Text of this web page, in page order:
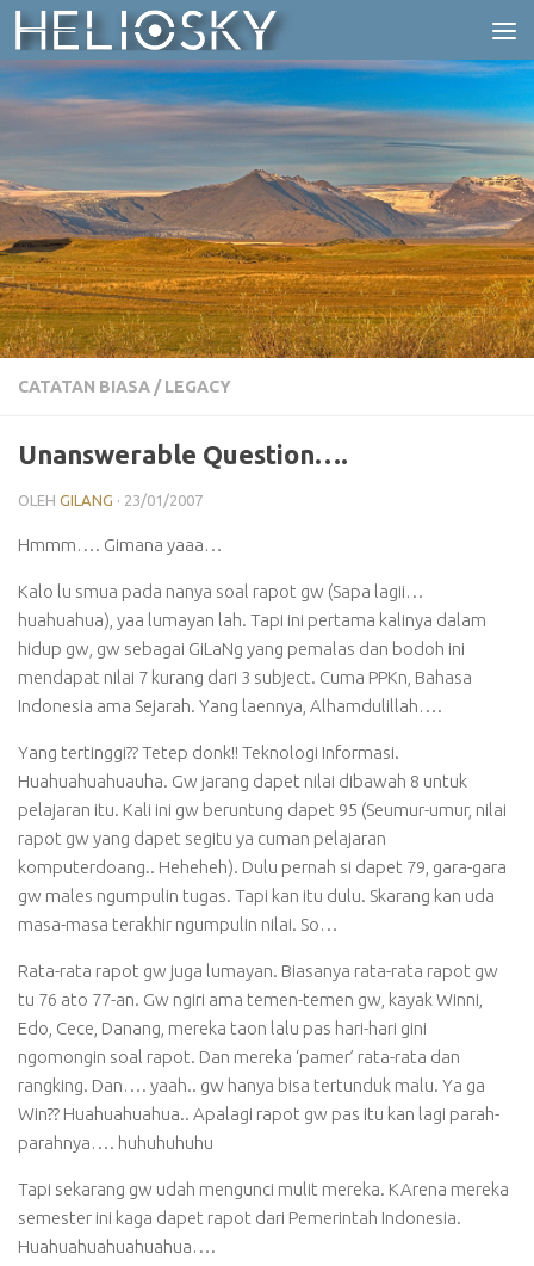
Skip to content
CATATAN BIASA / LEGACY
Unanswerable Question….
OLEH GILANG · 23/01/2007
Hmmm…. Gimana yaaa…
Kalo lu smua pada nanya soal rapot gw (Sapa lagii…
huahuahua), yaa lumayan lah. Tapi ini pertama kalinya dalam
hidup gw, gw sebagai GiLaNg yang pemalas dan bodoh ini
mendapat nilai 7 kurang dari 3 subject. Cuma PPKn, Bahasa
Indonesia ama Sejarah. Yang laennya, Alhamdulillah….
Yang tertinggi?? Tetep donk!! Teknologi Informasi.
Huahuahuahuauha. Gw jarang dapet nilai dibawah 8 untuk
pelajaran itu. Kali ini gw beruntung dapet 95 (Seumur-umur, nilai
rapot gw yang dapet segitu ya cuman pelajaran
komputerdoang.. Heheheh). Dulu pernah si dapet 79, gara-gara
gw males ngumpulin tugas. Tapi kan itu dulu. Skarang kan uda
masa-masa terakhir ngumpulin nilai. So…
Rata-rata rapot gw juga lumayan. Biasanya rata-rata rapot gw
tu 76 ato 77-an. Gw ngiri ama temen-temen gw, kayak Winni,
Edo, Cece, Danang, mereka taon lalu pas hari-hari gini
ngomongin soal rapot. Dan mereka ‘pamer’ rata-rata dan
rangking. Dan…. yaah.. gw hanya bisa tertunduk malu. Ya ga
Win?? Huahuahuahua.. Apalagi rapot gw pas itu kan lagi parah-
parahnya…. huhuhuhuhu
Tapi sekarang gw udah mengunci mulit mereka. KArena mereka
semester ini kaga dapet rapot dari Pemerintah Indonesia.
Huahuahuahuahuahua….